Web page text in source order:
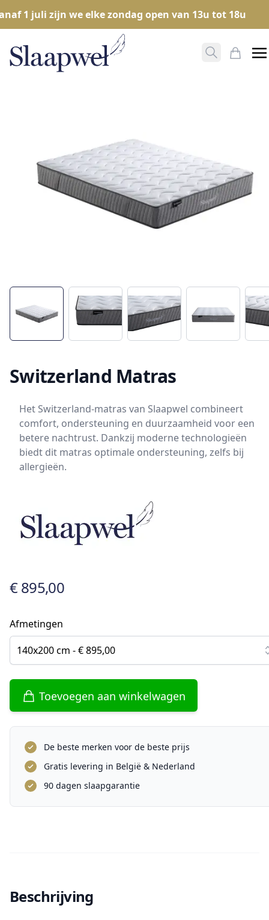
1 juli zijn we elke zondag open van 13u tot 18u
ZoekenMijn
Switzerland Matras
Het Switzerland-matras van Slaapwel combineert
comfort, ondersteuning en duurzaamheid voor een
betere nachtrust. Dankzij moderne technologieën
biedt dit matras optimale ondersteuning, zelfs bij
allergieën.
€ 895,00
Afmetingen
140x200 cm - € 895,00
Toevoegen aan winkelwagen
De beste merken voor de beste prijs
Gratis levering in België & Nederland
90 dagen slaapgarantie
Beschrijving